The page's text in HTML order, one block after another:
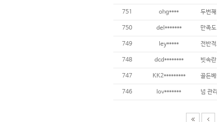
751 ohg**** 두번째
750 del******* 만족
749 ley***** 전반
748 dcd******** 빗속
747 KK2********* 골든
746 lov*******